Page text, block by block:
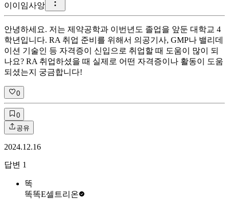
이 이임사앙
안녕하세요. 저는 제약공학과 이번년도 졸업을 앞둔 대학교 4
학년입니다. RA 취업 준비를 위해서 의공기사, GMP나 밸리데
이션 기술인 등 자격증이 신입으로 취업할 때 도움이 많이 되
나요? RA 취업하셨을 때 실제로 어떤 자격증이나 활동이 도움
되셨는지 궁금합니다!
0
0
공유
2024.12.16
답변 1
똑
똑똑E셀트리온